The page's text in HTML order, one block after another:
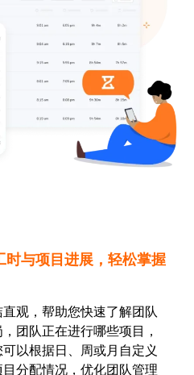
与项目进展，轻松掌握
观，帮助您快速了解团队
团队正在进行哪些项目，
以根据日、周或月自定义
分配情况，优化团队管理